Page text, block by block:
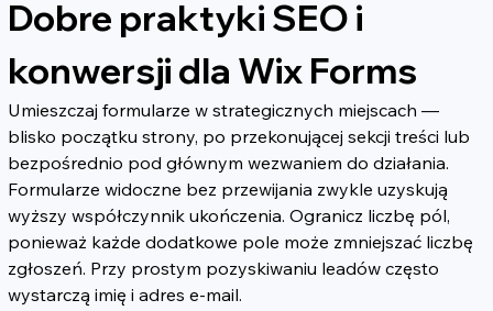
Dobre praktyki SEO i
konwersji dla Wix Forms
Umieszczaj formularze w strategicznych miejscach —
blisko początku strony, po przekonującej sekcji treści lub
bezpośrednio pod głównym wezwaniem do działania.
Formularze widoczne bez przewijania zwykle uzyskują
wyższy współczynnik ukończenia. Ogranicz liczbę pól,
ponieważ każde dodatkowe pole może zmniejszać liczbę
zgłoszeń. Przy prostym pozyskiwaniu leadów często
wystarczą imię i adres e-mail.